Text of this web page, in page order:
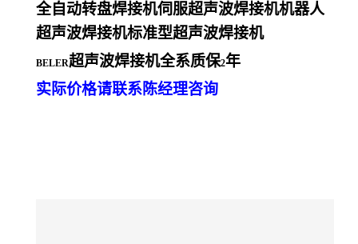
全自动转盘焊接机伺服超声波焊接机机器人
超声波焊接机标准型超声波焊接机
BELER超声波焊接机全系质保2年
实际价格请联系陈经理咨询